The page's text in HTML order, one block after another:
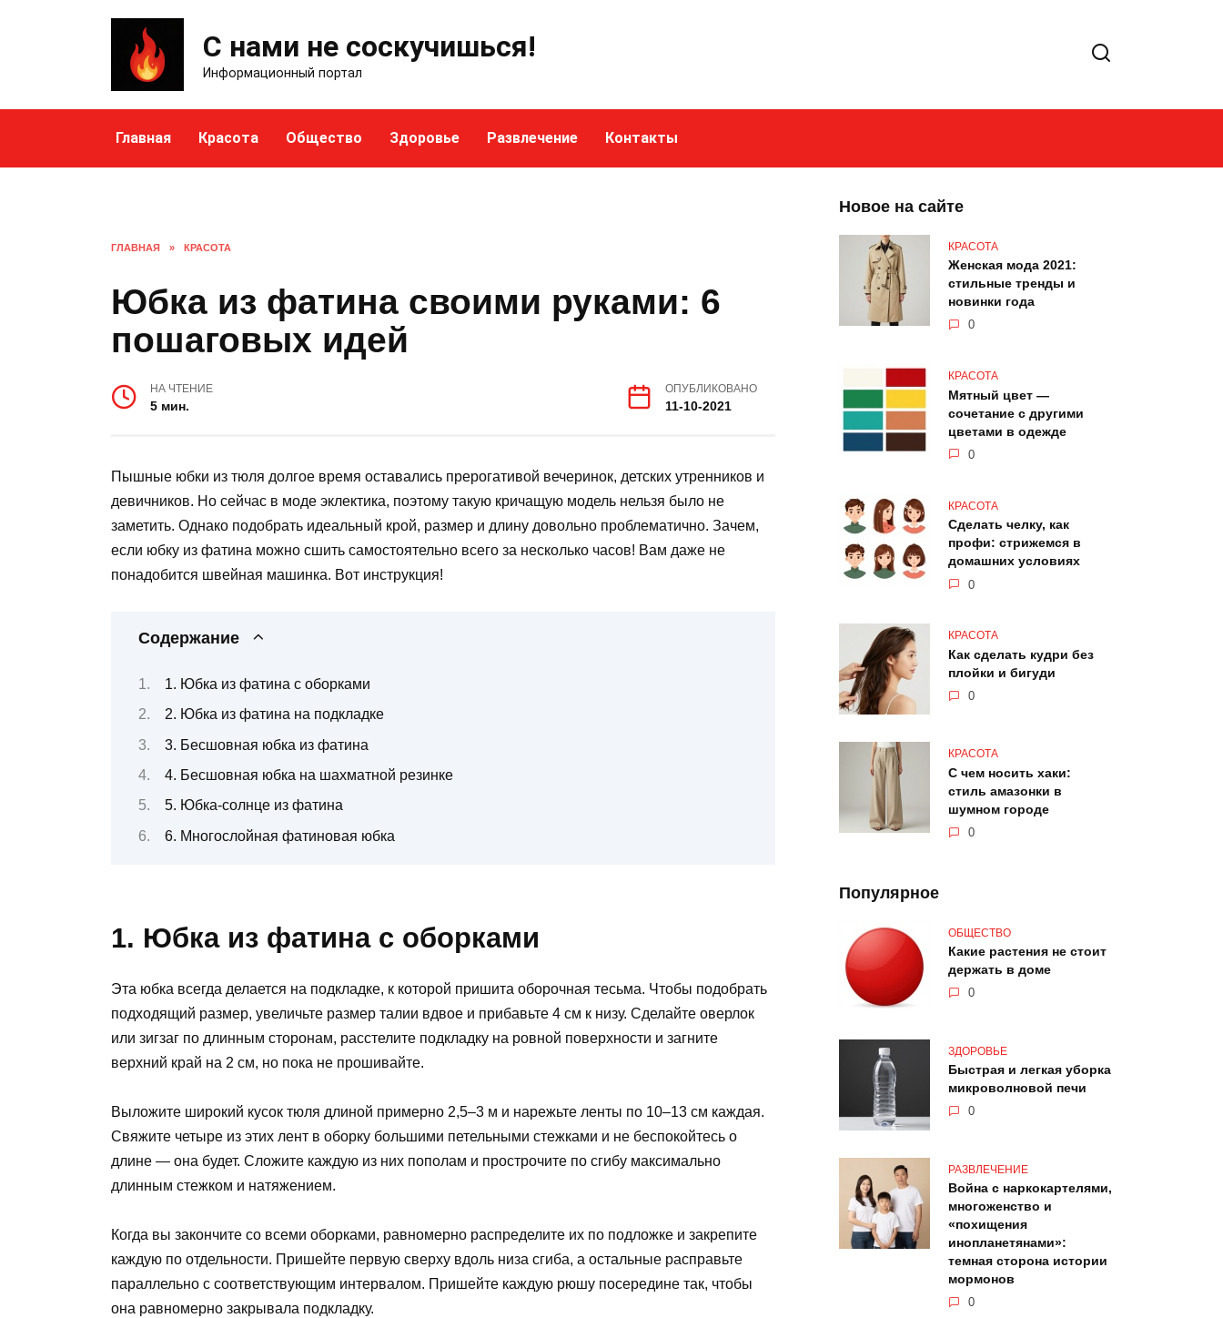
С нами не соскучишься!
Информационный портал
Главная Красота Общество Здоровье Развлечение Контакты
ГЛАВНАЯ » КРАСОТА
Юбка из фатина своими руками: 6
пошаговых идей
НА ЧТЕНИЕ
5 мин.
ОПУБЛИКОВАНО
11-10-2021
Пышные юбки из тюля долгое время оставались прерогативой вечеринок, детских утренников и
девичников. Но сейчас в моде эклектика, поэтому такую ​​кричащую модель нельзя было не
заметить. Однако подобрать идеальный крой, размер и длину довольно проблематично. Зачем,
если юбку из фатина можно сшить самостоятельно всего за несколько часов! Вам даже не
понадобится швейная машинка. Вот инструкция!
Содержание
1. Юбка из фатина с оборками
2. Юбка из фатина на подкладке
3. Бесшовная юбка из фатина
4. Бесшовная юбка на шахматной резинке
5. Юбка-солнце из фатина
6. Многослойная фатиновая юбка
1. Юбка из фатина с оборками
Эта юбка всегда делается на подкладке, к которой пришита оборочная тесьма. Чтобы подобрать
подходящий размер, увеличьте размер талии вдвое и прибавьте 4 см к низу. Сделайте оверлок
или зигзаг по длинным сторонам, расстелите подкладку на ровной поверхности и загните
верхний край на 2 см, но пока не прошивайте.
Выложите широкий кусок тюля длиной примерно 2,5–3 м и нарежьте ленты по 10–13 см каждая.
Свяжите четыре из этих лент в оборку большими петельными стежками и не беспокойтесь о
длине — она ​​будет. Сложите каждую из них пополам и прострочите по сгибу максимально
длинным стежком и натяжением.
Когда вы закончите со всеми оборками, равномерно распределите их по подложке и закрепите
каждую по отдельности. Пришейте первую сверху вдоль низа сгиба, а остальные расправьте
параллельно с соответствующим интервалом. Пришейте каждую рюшу посередине так, чтобы
она равномерно закрывала подкладку.
Новое на сайте
КРАСОТА
Женская мода 2021:
стильные тренды и
новинки года
0
КРАСОТА
Мятный цвет —
сочетание с другими
цветами в одежде
0
КРАСОТА
Сделать челку, как
профи: стрижемся в
домашних условиях
0
КРАСОТА
Как сделать кудри без
плойки и бигуди
0
КРАСОТА
С чем носить хаки:
стиль амазонки в
шумном городе
0
Популярное
ОБЩЕСТВО
Какие растения не стоит
держать в доме
0
ЗДОРОВЬЕ
Быстрая и легкая уборка
микроволновой печи
0
РАЗВЛЕЧЕНИЕ
Война с наркокартелями,
многоженство и
«похищения
инопланетянами»:
темная сторона истории
мормонов
0